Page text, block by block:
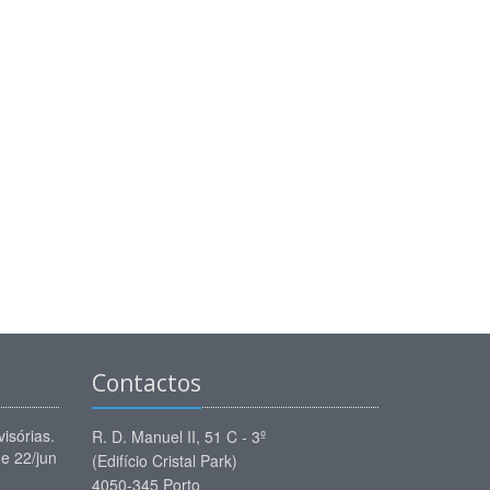
22/jun
Contactos
R. D. Manuel II, 51 C - 3º
(Edifício Cristal Park)
4050-345 Porto